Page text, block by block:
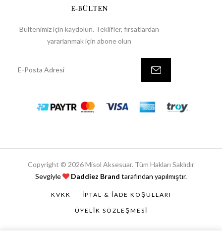
E-BÜLTEN
Bültenimiz için kaydolun. Teklifler, fırsatlardan
yararlanmak için abone olun
Copyright © 2026 Misol Aksesuar. Tüm Hakları Saklıdır
Sevgiyle
Daddiez Brand tarafından yapılmıştır.
KVKK İPTAL & İADE KOŞULLARI
ÜYELIK SÖZLEŞMESI